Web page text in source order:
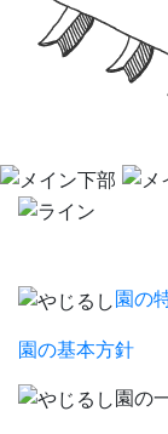
園の
園の基本方針
園の